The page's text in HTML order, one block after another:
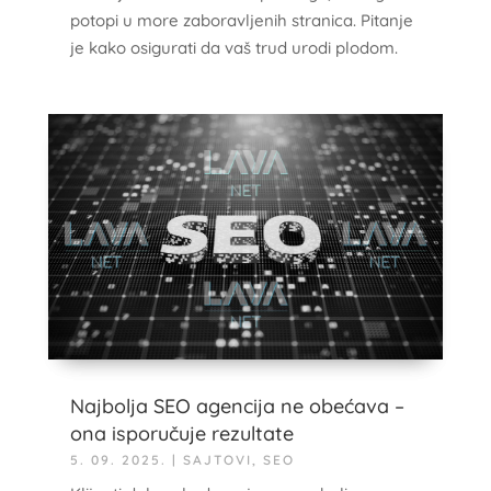
potopi u more zaboravljenih stranica. Pitanje
je kako osigurati da vaš trud urodi plodom.
Najbolja SEO agencija ne obećava –
ona isporučuje rezultate
5. 09. 2025. | SAJTOVI SEO